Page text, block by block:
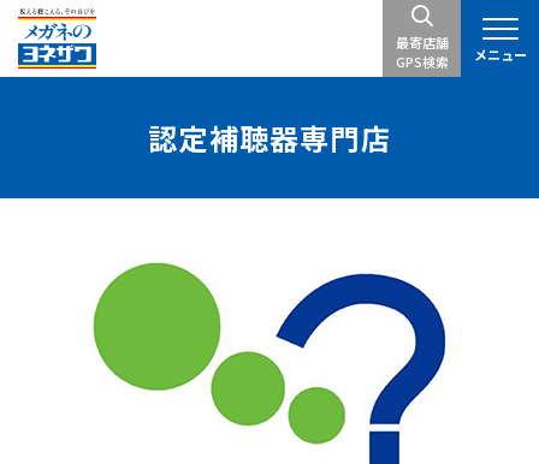
最寄店舗
GPS検索
認定補聴器専門店
メニュー